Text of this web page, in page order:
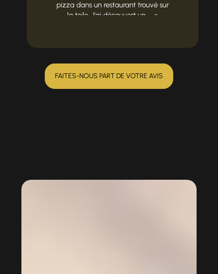
pizza dans un restaurant trouvé sur
la toile. J'ai découvert un ...
FAITES-NOUS PART DE VOTRE AVIS